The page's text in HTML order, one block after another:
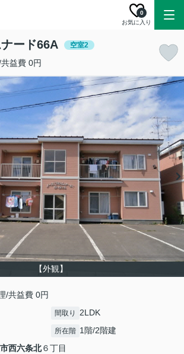
お気に入り
0
ード66A 空室2
益費 0円
【外観】
/共益費 0円
間取り 2LDK
所在階 1階/2階建
西六条北６丁目